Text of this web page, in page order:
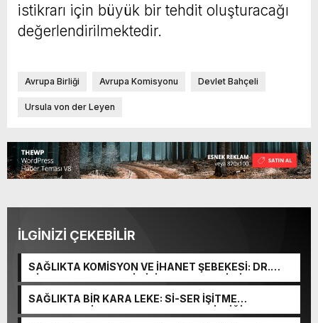
istikrarı için büyük bir tehdit oluşturacağı
değerlendirilmektedir.
Avrupa Birliği Avrupa Komisyonu Devlet Bahçeli
Ursula von der Leyen
İLGİNİZİ ÇEKEBİLİR
SAĞLIKTA KOMİSYON VE İHANET ŞEBEKESİ: DR.
NİHAT URUÇ VE SEMİH İŞİTME MERKEZİ’NİN SGK
VURGUNU!
SAĞLIKTA BİR KARA LEKE: Sİ-SER İŞİTME
MERKEZLERİ VE MODERN UMUT TACİRLİĞİ